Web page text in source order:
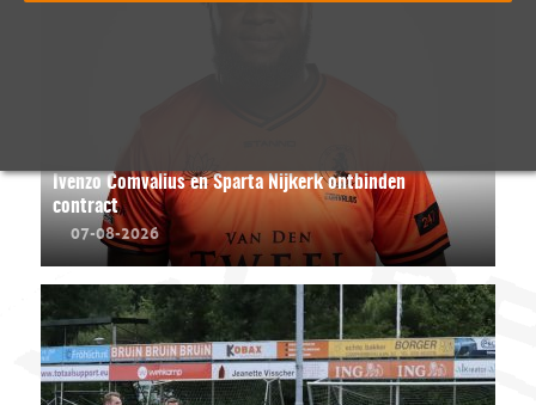
Ivenzo Comvalius en Sparta Nijkerk ontbinden
contract
07-08-2026